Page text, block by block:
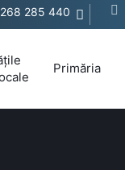
285 440
Primăria